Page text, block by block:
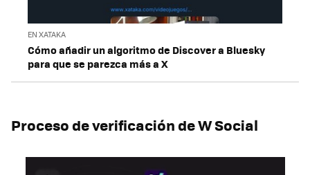
EN XATAKA
Cómo añadir un algoritmo de Discover a Bluesky
para que se parezca más a X
Proceso de verificación de W Social